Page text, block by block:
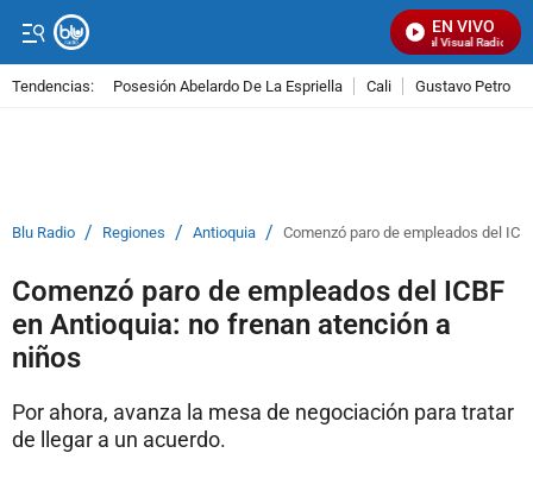
EN VIVO
Señal Visual Radio
Tendencias: Posesión Abelardo De La Espriella Cali Gustavo Petro
Blu Radio / Regiones / Antioquia / Comenzó paro de empleados del
Comenzó paro de empleados del ICBF
en Antioquia: no frenan atención a
niños
Por ahora, avanza la mesa de negociación para tratar
de llegar a un acuerdo.